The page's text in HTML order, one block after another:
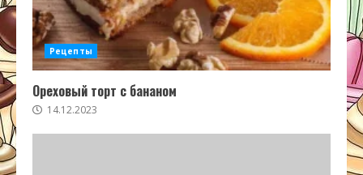
Рецепты
Ореховый торт с бананом
14.12.2023